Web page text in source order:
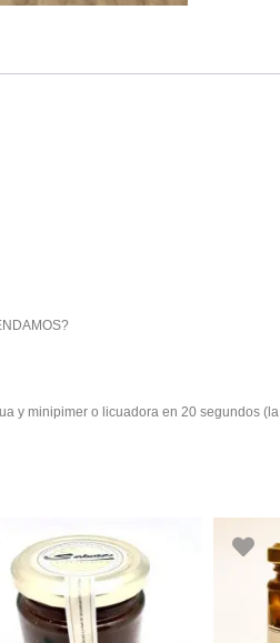
y minipimer o licuadora en 20 segundos